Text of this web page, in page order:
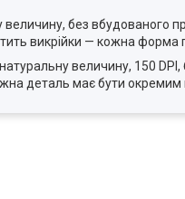
без вбудованого
викрійки — кожна форма
величину, 150
деталь має бути